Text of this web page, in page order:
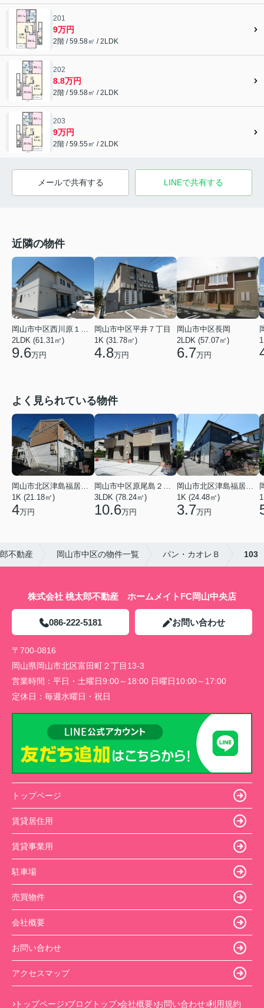
201
9万円
2階 / 59.58㎡ / 2LDK
202
8.8万円
2階 / 59.58㎡ / 2LDK
203
9万円
2階 / 59.55㎡ / 2LDK
メールで共有する LINEで共有する
近隣の物件
岡山市中区西川原１丁目
2LDK (61.31㎡)
9.6万円
岡山市中区平井７丁目
1K (31.78㎡)
4.8万円
岡山市中区長岡
2LDK (57.07㎡)
6.7万円
よく見られている物件
岡山市北区津島福居１丁目
1K (21.18㎡)
4万円
岡山市中区原尾島２丁目
3LDK (78.24㎡)
10.6万円
岡山市北区津島福居１丁目
1K (24.48㎡)
3.7万円
不動産 岡山市中区の物件一覧 パン・カオレＢ 103
株式会社 桃太郎不動産 ホームメイトFC岡山中央店
086-222-5181 お問い合わせ
〒700-0816
岡山県岡山市北区富田町２丁目13-3
営業時間： 平日・土曜日9:00～18:00 日曜日10:00～17:00
定休日： 毎週水曜日・祝日
トップページ
賃貸居住用
賃貸事業用
駐車場
売買物件
会社概要
お問い合わせ
アクセスマップ
トップページ ブログトップ 会社概要 お問い合わせ 利用規約